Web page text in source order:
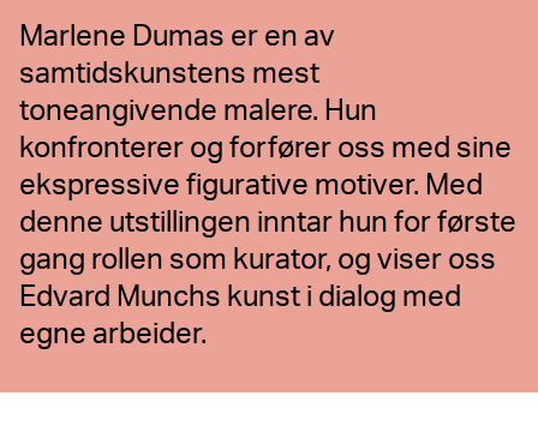
Marlene Dumas er en av
samtidskunstens mest
toneangivende malere. Hun
konfronterer og forfører oss med sine
ekspressive figurative motiver. Med
denne utstillingen inntar hun for første
gang rollen som kurator, og viser oss
Edvard Munchs kunst i dialog med
egne arbeider.